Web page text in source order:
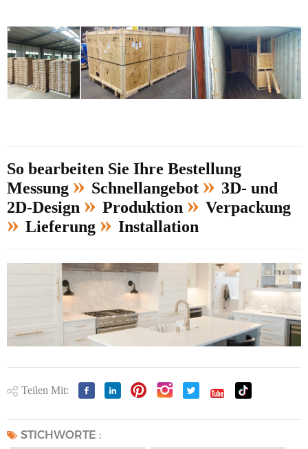
So bearbeiten Sie Ihre Bestellung
Messung » Schnellangebot » 3D- und
2D-Design » Produktion » Verpackung
» Lieferung » Installation
Teilen Mit:
STICHWORTE :